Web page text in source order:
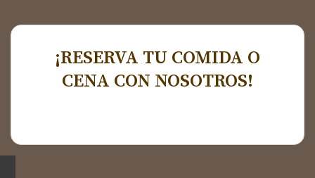
¡RESERVA TU COMIDA O
CENA CON NOSOTROS!